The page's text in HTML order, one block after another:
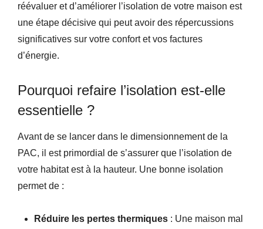
réévaluer et d’améliorer l’isolation de votre maison est
une étape décisive qui peut avoir des répercussions
significatives sur votre confort et vos factures
d’énergie.
Pourquoi refaire l’isolation est-elle
essentielle ?
Avant de se lancer dans le dimensionnement de la
PAC, il est primordial de s’assurer que l’isolation de
votre habitat est à la hauteur. Une bonne isolation
permet de :
Réduire les pertes thermiques : Une maison mal